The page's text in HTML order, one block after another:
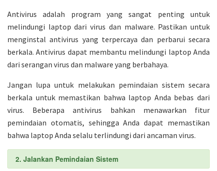
Antivirus adalah program yang sangat penting untuk
melindungi laptop dari virus dan malware. Pastikan untuk
menginstal antivirus yang terpercaya dan perbarui secara
berkala. Antivirus dapat membantu melindungi laptop Anda
dari serangan virus dan malware yang berbahaya.
Jangan lupa untuk melakukan pemindaian sistem secara
berkala untuk memastikan bahwa laptop Anda bebas dari
virus. Beberapa antivirus bahkan menawarkan fitur
pemindaian otomatis, sehingga Anda dapat memastikan
bahwa laptop Anda selalu terlindungi dari ancaman virus.
2. Jalankan Pemindaian Sistem